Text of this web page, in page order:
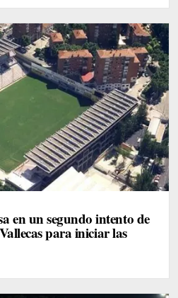
en un segundo intento de
para iniciar las